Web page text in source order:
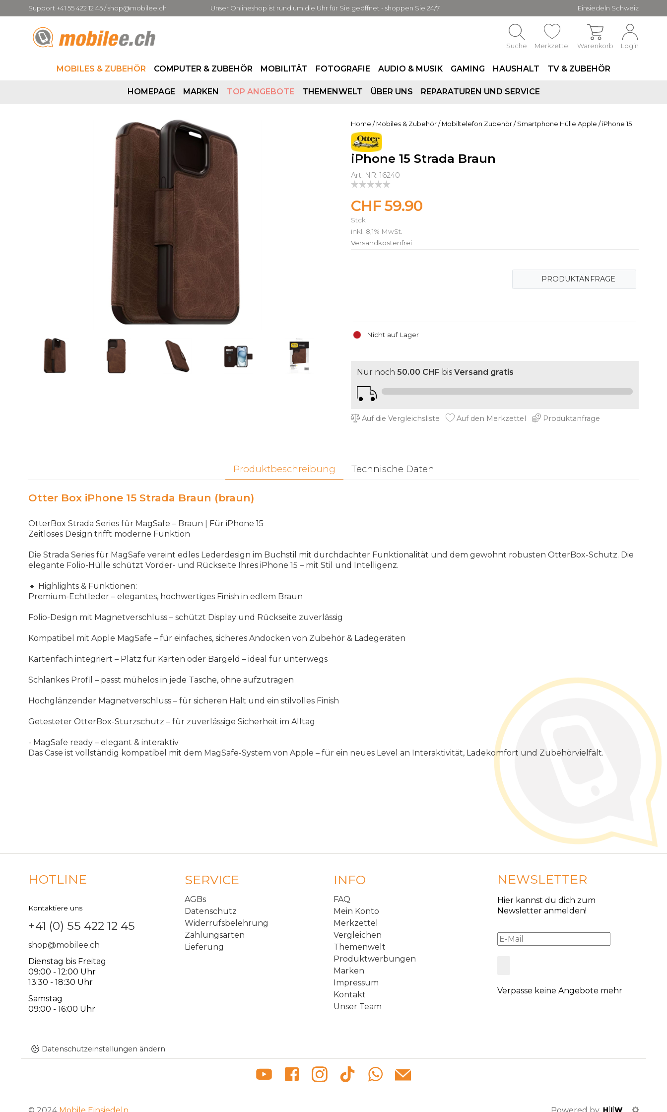
Support +41 55 422 12 45 / shop@mobilee.ch Unser Onlineshop ist rund um die Uhr für Sie geöffnet - shoppen Sie 24/7 Einsiedeln Schweiz
Suche Merkzettel Warenkorb Login
MOBILES & ZUBEHÖR COMPUTER & ZUBEHÖR MOBILITÄT FOTOGRAFIE AUDIO & MUSIK GAMING HAUSHALT TV & ZUBEHÖR
HOMEPAGE MARKEN TOP ANGEBOTE THEMENWELT ÜBER UNS REPARATUREN UND SERVICE
Home / Mobiles & Zubehör / Mobiltelefon Zubehör / Smartphone Hülle Apple / iPhone 15
iPhone 15 Strada Braun
Art. NR: 16240
CHF 59.90
Stck
inkl. 8,1% MwSt.
Versandkostenfrei
Nicht auf Lager
PRODUKTANFRAGE
Nur noch 50.00 CHF bis Versand gratis
Auf die Vergleichsliste Auf den Merkzettel Produktanfrage
Produktbeschreibung Technische Daten
Otter Box iPhone 15 Strada Braun (braun)
OtterBox Strada Series für MagSafe – Braun Für iPhone 15
Zeitloses Design trifft moderne Funktion
Die Strada Series für MagSafe vereint edles Lederdesign im Buchstil mit durchdachter Funktionalität und dem gewohnt robusten OtterBox-Schutz. Die
elegante Folio- H ü lle schützt Vorder- und Rückseite Ihres iPhone 15 – mit Stil und Intelligenz.
🔹 Highlights & Funktionen:
Premium- Echtleder – elegantes, hochwertiges Finish in edlem Braun
Folio- Design mit Magnetverschluss – schützt Display und Rückseite zuverl ässig
Kompatibel mit Apple MagSafe – für einfaches, sicheres Andocken von Zubehör & Ladegeräten
Kartenfach integriert – Platz für Karten oder Bargeld – ideal für unterwegs
Schlankes Profil – passt mü helos in jede Tasche, ohne aufzutragen
Hochgl änzender Magnetverschluss – für sicheren Halt und ein stilvolles Finish
Getesteter OtterBox-Sturzschutz – für zuverl ässige Sicherheit im Alltag
- MagSafe ready – elegant & interaktiv
Das Case ist vollständig kompatibel mit dem MagSafe-System von Apple – für ein neues Level an Interaktivität, Ladekomfort und Zubehörvielfalt.
HOTLINE
Kontaktiere uns
+41 (0) 55 422 12 45
shop@mobilee.ch
Dienstag bis Freitag
09:00 - 12:00 Uhr
13:30 - 18:30 Uhr
Samstag
09:00 - 16:00 Uhr
Datenschutzeinstellungen ändern
SERVICE
AGBs
Datenschutz
Widerrufsbelehrung
Zahlungsarten
Lieferung
INFO
FAQ
Mein Konto
Merkzettel
Vergleichen
Themenwelt
Produktwerbungen
Marken
Impressum
Kontakt
Unser Team
NEWSLETTER
Hier kannst du dich zum
Newsletter anmelden!
Verpasse keine Angebote mehr